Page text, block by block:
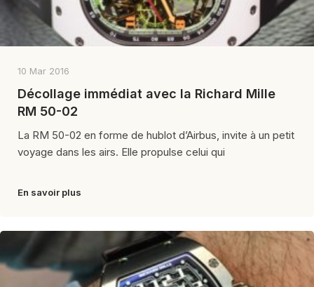
10 Mar 2016
Décollage immédiat avec la Richard Mille
RM 50-02
La RM 50-02 en forme de hublot d’Airbus, invite à un petit
voyage dans les airs. Elle propulse celui qui
En savoir plus